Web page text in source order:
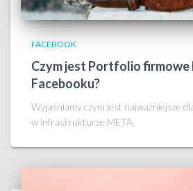
FACEBOOK
Czym jest Portfolio firmowe
Facebooku?
Wyjaśniamy czym jest najważniejsze
w infrastrukturze META.